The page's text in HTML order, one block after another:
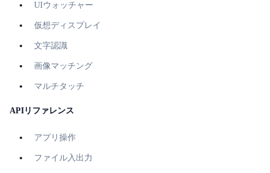
UIウォッチャー
仮想ディスプレイ
文字認識
画像マッチング
マルチタッチ
APIリファレンス
アプリ操作
ファイル入出力